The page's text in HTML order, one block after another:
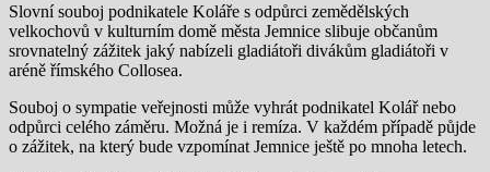
Slovní souboj podnikatele Koláře s odpůrci zemědělských
velkochovů v kulturním domě města Jemnice slibuje občanům
srovnatelný zážitek jaký nabízeli gladiátoři divákům gladiátoři v
aréně římského Collosea.
Souboj o sympatie veřejnosti může vyhrát podnikatel Kolář nebo
odpůrci celého záměru. Možná je i remíza. V každém případě půjde
o zážitek, na který bude vzpomínat Jemnice ještě po mnoha letech.